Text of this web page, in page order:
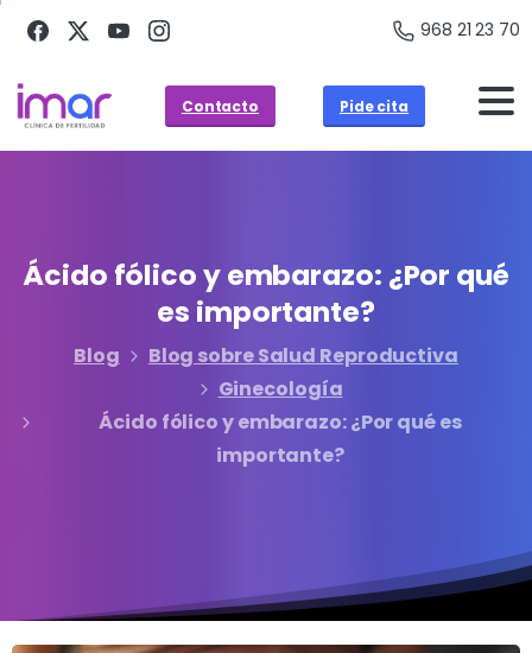
968 21 23 70
Contacto Pide cita
Ácido fólicoyembarazo: ¿Por qué
es importante?
Blog
Blog sobre Salud Reproductiva
Ginecología
Ácido fólico y embarazo: ¿Por qué es
importante?